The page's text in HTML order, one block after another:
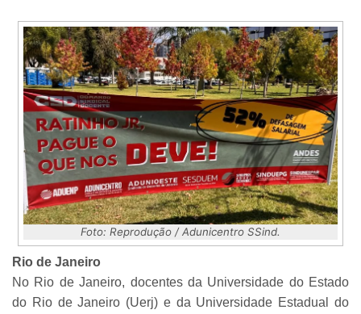
Foto: Reprodução / Adunicentro SSind.
Rio de Janeiro
No Rio de Janeiro, docentes da Universidade do Estado
do Rio de Janeiro (Uerj) e da Universidade Estadual do